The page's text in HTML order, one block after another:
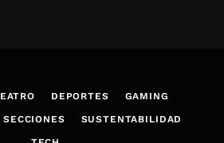
DEPORTES GAMING
SECCIONES SUSTENTABILIDAD